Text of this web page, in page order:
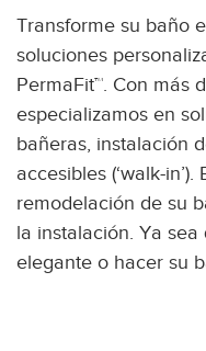
Transforme su baño
soluciones
PermaFit™. Con más
especializamos en
bañeras, instalación
accesibles (‘walk-
remodelación de su
la instalación. Ya
elegante o hacer su